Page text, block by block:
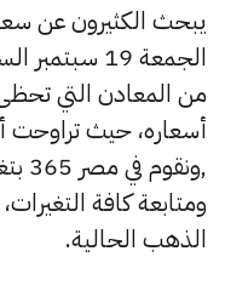
يبحث الكثيرون عن
من المعادن التي
أسعاره، حيث تراوحت
ومتابعة كافة
الذهب الحالية.